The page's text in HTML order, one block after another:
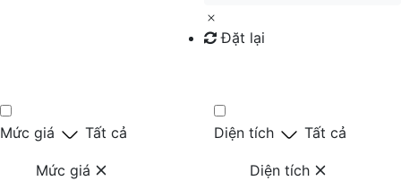
Đặt lại
Mức giá Tất cả
Mức giá
Diện tích Tất cả
Diện tích